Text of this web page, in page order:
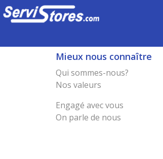
Mieux nous connaître
Qui sommes-nous?
Nos valeurs
Engagé avec vous
On parle de nous